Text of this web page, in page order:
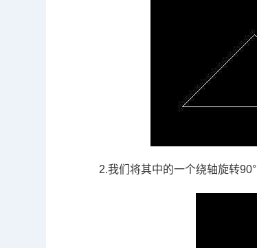
2.我们将其中的一个绕轴旋转90°